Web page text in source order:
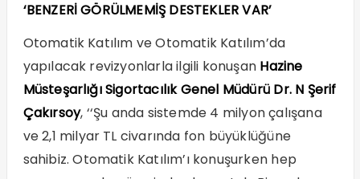
‘BENZERİ GÖRÜLMEMİŞ DESTEKLER VAR’
Otomatik Katılım ve Otomatik Katılım’da
yapılacak revizyonlarla ilgili konuşan Hazine
Müsteşarlığı Sigortacılık Genel Müdürü Dr. N Şerif
Çakırsoy, ‘‘Şu anda sistemde 4 milyon çalışana
ve 2,1 milyar TL civarında fon büyüklüğüne
sahibiz. Otomatik Katılım’ı konuşurken hep